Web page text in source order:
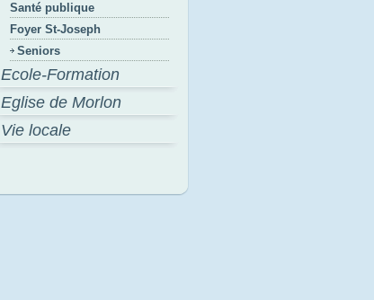
Santé publique
Foyer St-Joseph
Seniors
Ecole-Formation
Eglise de Morlon
Vie locale